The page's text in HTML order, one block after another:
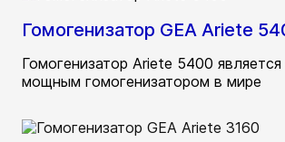
Гомогенизатор GEA Ariete
Гомогенизатор Ariete 5400
мощным гомогенизатором в мире